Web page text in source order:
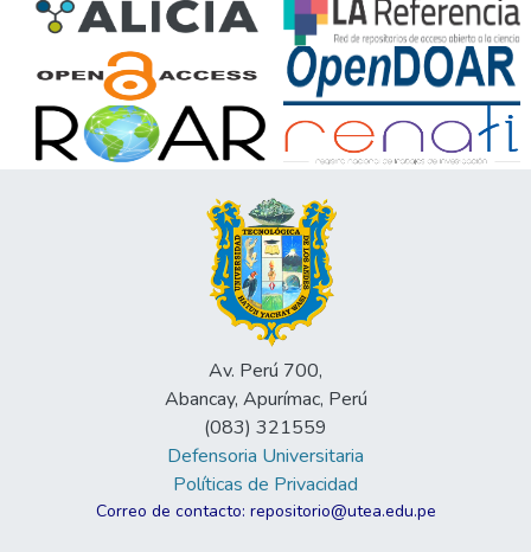
Av. Perú 700,
Abancay, Apurímac, Perú
(083) 321559
Defensoria Universitaria
Políticas de Privacidad
Correo de contacto: repositorio@utea.edu.pe